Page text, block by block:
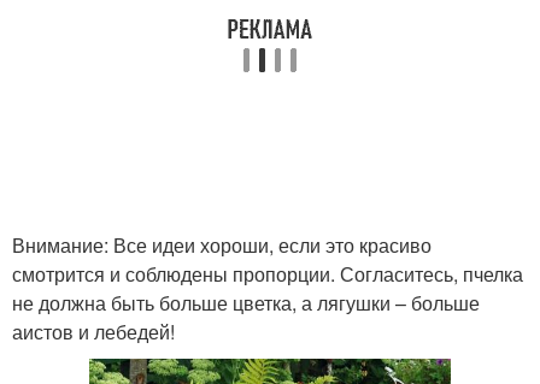
Внимание: Все идеи хороши, если это красиво
смотрится и соблюдены пропорции. Согласитесь, пчелка
не должна быть больше цветка, а лягушки – больше
аистов и лебедей!